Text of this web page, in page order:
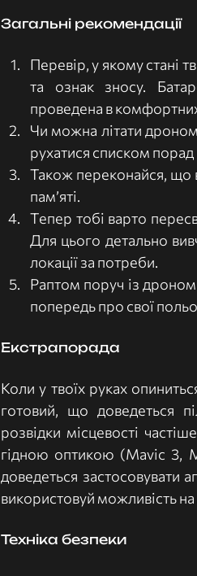
Загальні рекомендації
Перевір, у якому стані
та ознак зносу.
проведена в
Чи можна літати
рухатися списком порад
Також переконайся, що
пам’яті.
Тепер тобі варто
Для цього детально
локації за потреби.
Раптом поруч із
попередь про свої
Екстрапорада
Коли у твоїх руках
готовий, що доведеться
розвідки місцевості
гідною оптикою (Mavic 3,
доведеться застосовувати
використовуй можливість
Техніка безпеки